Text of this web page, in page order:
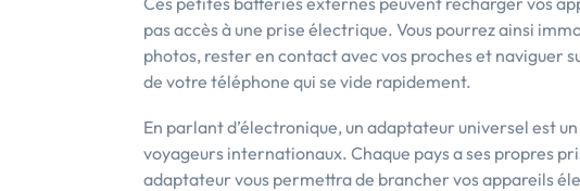
pas accès à une prise électrique. Vous pourrez ainsi
photos, rester en contact avec vos proches et naviguer
de votre téléphone qui se vide rapidement.
En parlant d’électronique, un adaptateur universel est
voyageurs internationaux. Chaque pays a ses propres
adaptateur vous permettra de brancher vos appareils